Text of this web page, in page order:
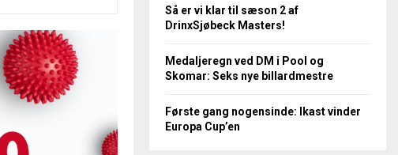
Så er vi klar til sæson 2 af
DrinxSjøbeck Masters!
Medaljeregn ved DM i Pool og
Skomar: Seks nye billardmestre
Første gang nogensinde: Ikast vinder
Europa Cup’en